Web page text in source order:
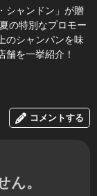
シャンドン」が贈
の特別なプロモー
のシャンパンを味
舗を一挙紹介！
コメントする
。